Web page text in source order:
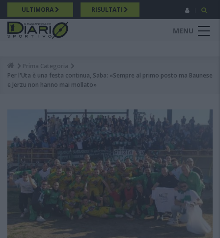
Salta
al
contenuto
principale
ULTIMORA RISULTATI
MENU
Breadcrumb
Prima Categoria
Per l'Uta è una festa continua, Saba: «Sempre al primo posto ma Baunese
e Jerzu non hanno mai mollato»